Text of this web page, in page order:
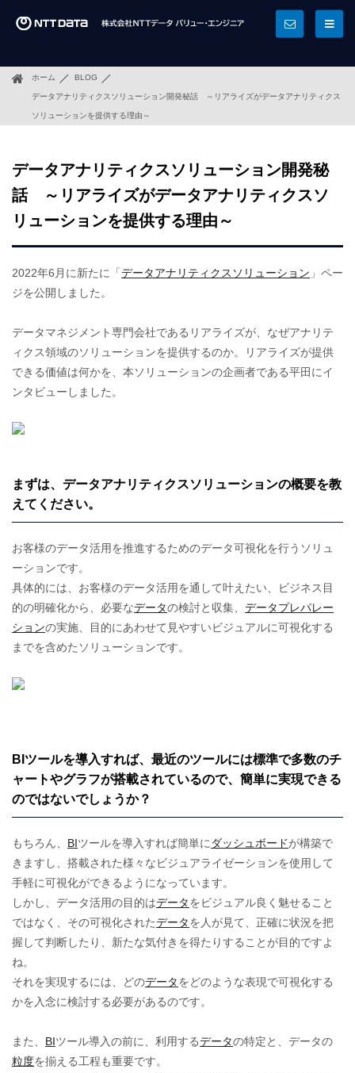
ホーム BLOG
データアナリティクスソリューション開発秘話 ～リアライズがデータアナリティクス
ソリューションを提供する理由～
データアナリティクスソリューション開発秘
話 ～リアライズがデータアナリティクスソ
リューションを提供する理由～
2022年6月に新たに「 データアナリティクスソリューション 」ペー
ジを公開しました。
データマネジメント専門会社であるリアライズが、なぜアナリテ
ィクス領域のソリューションを提供するのか。リアライズが提供
できる価値は何かを、本ソリューションの企画者である平田にイ
ンタビューしました。
まずは、データアナリティクスソリューションの概要を教
えてください。
お客様のデータ活用を推進するためのデータ可視化を行うソリュ
ーションです。
具体的には、お客様のデータ活用を通して叶えたい、ビジネス目
的の明確化から、必要なデータの検討と収集、 データプレパレー
ションの実施、目的にあわせて見やすいビジュアルに可視化する
までを含めたソリューションです。
BIツールを導入すれば、最近のツールには標準で多数のチ
ャートやグラフが搭載されているので、簡単に実現できる
のではないでしょうか？
もちろん、 BIツールを導入すれば簡単に ダッシュボードが構築で
きますし、搭載された様々なビジュアライゼーションを使用して
手軽に可視化ができるようになっています。
しかし、データ活用の目的はデータをビジュアル良く魅せること
ではなく、その可視化されたデータを人が見て、正確に状況を把
握して判断したり、新たな気付きを得たりすることが目的ですよ
ね。
それを実現するには、どのデータをどのような表現で可視化する
かを入念に検討する必要があるのです。
また、 BIツール導入の前に、利用するデータの特定と、データの
粒度を揃える工程も重要です。